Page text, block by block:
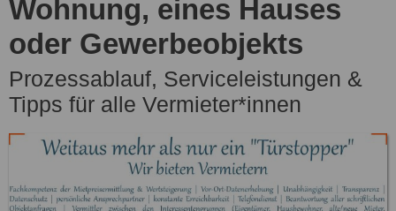
Wohnung, eines Hauses
oder Gewerbeobjekts
Prozessablauf, Serviceleistungen &
Tipps für alle Vermieter*innen